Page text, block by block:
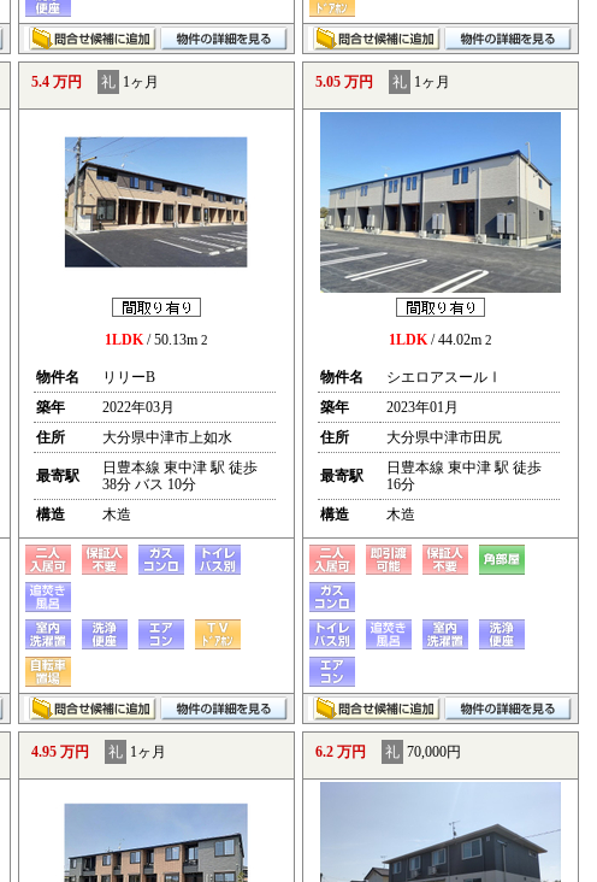
5.4 万円 礼 1ヶ月
1LDK/ 50.13m 2
物件名
リリーB
築年
2022年03月
住所
大分県中津市上如水
最寄駅
日豊本線 東中津 駅 徒歩
38分 バス 10分
構造
木造
5.05 万円 礼 1ヶ月
1LDK/ 44.02m 2
物件名
シエロアスールⅠ
築年
2023年01月
住所
大分県中津市田尻
最寄駅
日豊本線 東中津 駅 徒歩
16分
構造
木造
4.95 万円 礼 1ヶ月 6.2 万円 礼 70,000円